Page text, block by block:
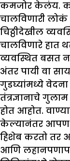
कमजोर केलंय.
चालविणारी
चिठ्ठीदेखील
चालविणारे हात
व्यवस्थित बसत
अंतर पायी वा
गुडघ्यांमध्ये वेदना
तंत्रज्ञानाचे
होत आहोत.
केल्यानंतर
हिशेब करतो तर
आणि